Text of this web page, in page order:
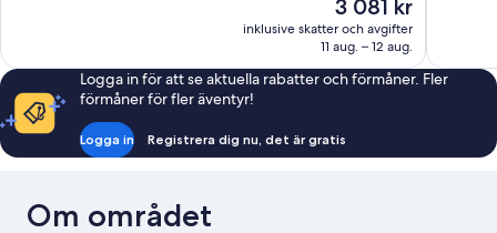
är
3 081 kr
3 081 kr
inklusive skatter och avgifter
11 aug. – 12 aug.
Logga in för att se aktuella rabatter och förmåner. Fler
förmåner för fler äventyr!
Logga in Registrera dig nu, det är gratis
Om området